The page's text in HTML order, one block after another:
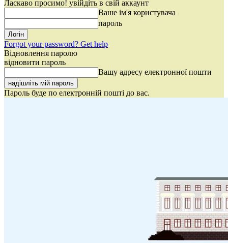
Ласкаво просимо! увійдіть в свій аккаунт
Ваше ім'я користувача
пароль
Forgot your password? Get help
Відновлення паролю
відновити пароль
Вашу адресу електронної пошти
Пароль буде по електронній пошті до вас.